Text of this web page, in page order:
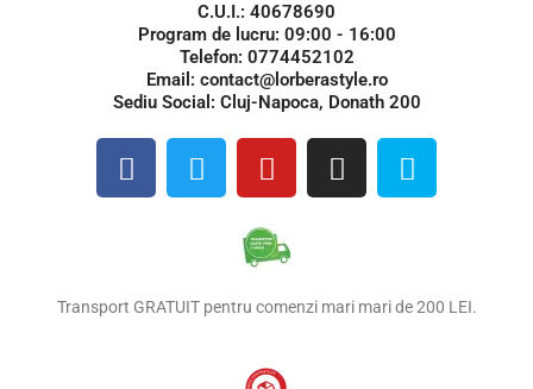
C.U.I.: 40678690
Program de lucru: 09:00 - 16:00
Telefon: 0774452102
Email: contact@lorberastyle.ro
Sediu Social: Cluj-Napoca, Donath 200
F
a
o
T
w
e
Y
o
t
u
b
I
n
g
S
k
Transport GRATUIT pentru comenzi mari mari de 200 LEI.